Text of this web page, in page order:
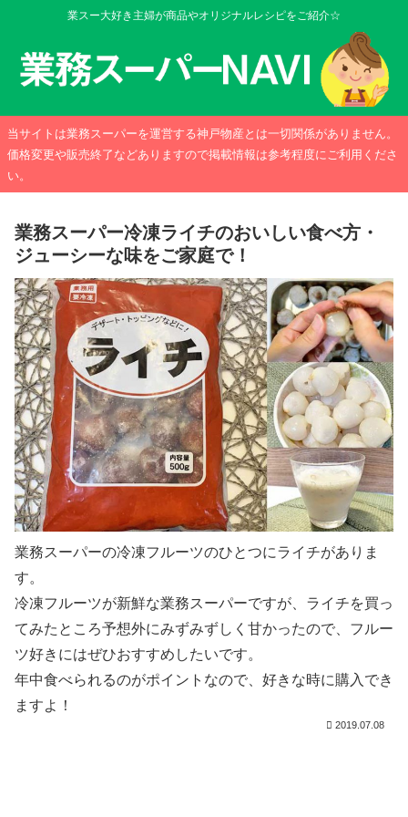
業スー大好き主婦が商品やオリジナルレシピをご紹介☆
当サイトは業務スーパーを運営する神戸物産とは一切関係がありません。
価格変更や販売終了などありますので掲載情報は参考程度にご利用くださ
い。
業務スーパー冷凍ライチのおいしい食べ方・
ジューシーな味をご家庭で！
業務スーパーの冷凍フルーツのひとつにライチがありま
す。
冷凍フルーツが新鮮な業務スーパーですが、ライチを買っ
てみたところ予想外にみずみずしく甘かったので、フルー
ツ好きにはぜひおすすめしたいです。
年中食べられるのがポイントなので、好きな時に購入でき
ますよ！
2019.07.08